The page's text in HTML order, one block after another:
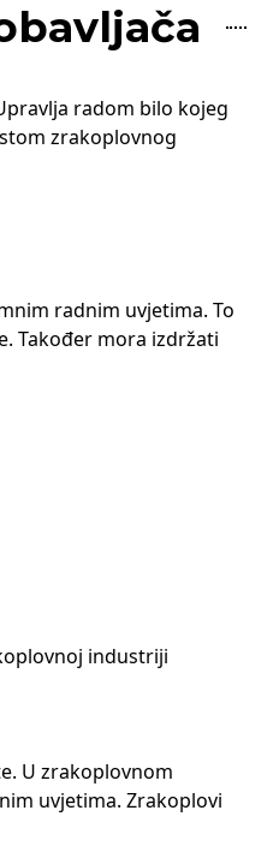
radom bilo kojeg
zrakoplovnog
radnim uvjetima. To
Također mora izdržati
industriji
U zrakoplovnom
uvjetima. Zrakoplovi